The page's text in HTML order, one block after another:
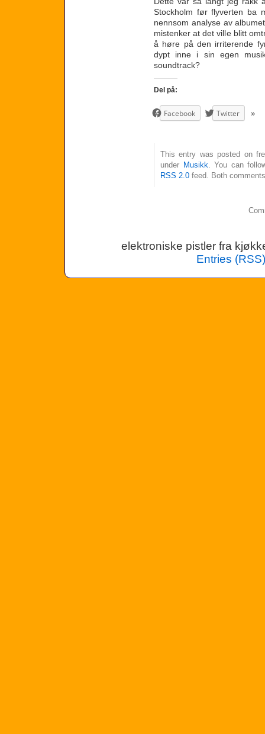
Stockholm før flyverten ba
nennsom analyse av
mistenker at det ville blitt
å høre på den irriterende
dypt inne i sin egen
soundtrack?
Del på:
Facebook Twitter
This entry was posted on
under Musikk . You can
RSS 2.0 feed. Both
elektroniske pistler fra
Entries (RSS)